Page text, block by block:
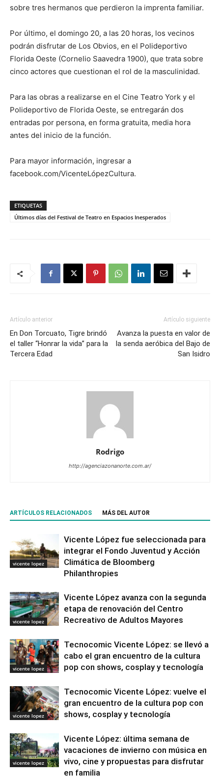
sobre tres hermanos que perdieron la imprenta familiar.
Por último, el domingo 20, a las 20 horas, los vecinos
podrán disfrutar de Los Obvios, en el Polideportivo
Florida Oeste (Cornelio Saavedra 1900), que trata sobre
cinco actores que cuestionan el rol de la masculinidad.
Para las obras a realizarse en el Cine Teatro York y el
Polideportivo de Florida Oeste, se entregarán dos
entradas por persona, en forma gratuita, media hora
antes del inicio de la función.
Para mayor información, ingresar a
facebook.com/VicenteLópezCultura.
ETIQUETAS
Últimos días del Festival de Teatro en Espacios Inesperados
Artículo anterior
En Don Torcuato, Tigre brindó
el taller “Honrar la vida” para la
Tercera Edad
Artículo siguiente
Avanza la puesta en valor de
la senda aeróbica del Bajo de
San Isidro
Rodrigo
http://agenciazonanorte.com.ar/
ARTÍCULOS RELACIONADOS MÁS DEL AUTOR
vicente lopez
Vicente López fue seleccionada para
integrar el Fondo Juventud y Acción
Climática de Bloomberg
Philanthropies
vicente lopez
Vicente López avanza con la segunda
etapa de renovación del Centro
Recreativo de Adultos Mayores
vicente lopez
Tecnocomic Vicente López: se llevó a
cabo el gran encuentro de la cultura
pop con shows, cosplay y tecnología
vicente lopez
Tecnocomic Vicente López: vuelve el
gran encuentro de la cultura pop con
shows, cosplay y tecnología
vicente lopez
Vicente López: última semana de
vacaciones de invierno con música en
vivo, cine y propuestas para disfrutar
en familia